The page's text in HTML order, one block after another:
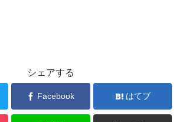
シェアする
Facebook はてブ